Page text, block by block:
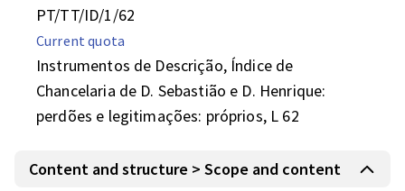
PT/TT/ID/1/62
Current quota
Instrumentos de Descrição, Índice de
Chancelaria de D. Sebastião e D. Henrique:
perdões e legitimações: próprios, L 62
Content and structure > Scope and content